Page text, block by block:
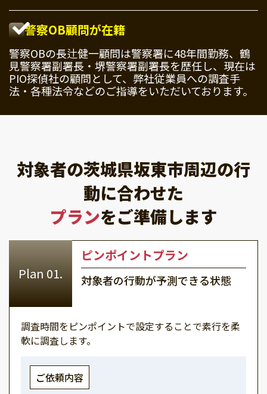
警察OB顧問が在籍
警察OBの長辻健一顧問は警察署に48年間勤務、鶴
見警察署副署長・堺警察署副署長を歴任し、現在は
PIO探偵社の顧問として、弊社従業員への調査手
法・各種法令などのご指導をいただいております。
対象者の茨城県坂東市周辺の行
動に合わせた
プランをご準備します
ピンポイントプラン
対象者の行動が予測できる状態
調査時間をピンポイントで設定することで素行を柔
軟に調査します。
ご依頼内容